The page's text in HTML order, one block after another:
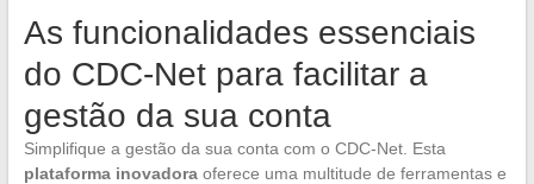
As funcionalidades essenciais
do CDC-Net para facilitar a
gestão da sua conta
Simplifique a gestão da sua conta com o CDC-Net. Esta
plataforma inovadoraoferece uma multitude de ferramentas e